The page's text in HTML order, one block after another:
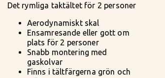
Det rymliga taktältet för 2 personer
Aerodynamiskt skal
Ensamresande eller gott om
plats för 2 personer
Snabb montering med
gaskolvar
Finns i tältfärgerna grön och